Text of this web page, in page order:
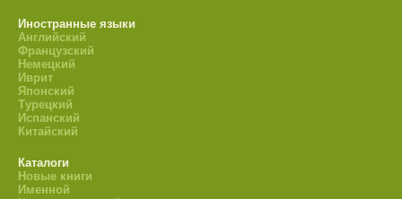
Иностранные языки
Английский
Французский
Немецкий
Иврит
Японский
Турецкий
Испанский
Китайский
Каталоги
Новые книги
Именной